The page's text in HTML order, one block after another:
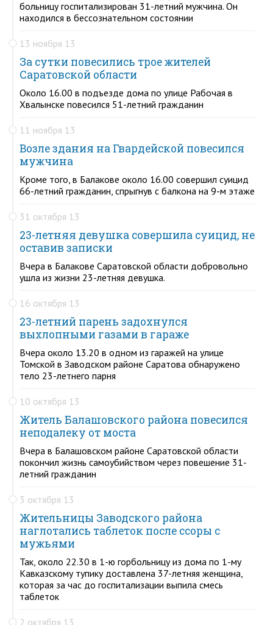
больницу госпитализирован 31-летний мужчина. Он
находился в бессознательном состоянии
13 ноября 13
За сутки повесились трое жителей
Саратовской области
Около 16.00 в подъезде дома по улице Рабочая в
Хвалынске повесился 51-летний гражданин
11 ноября 13
Возле здания на Гвардейской повесился
мужчина
Кроме того, в Балакове около 16.00 совершил суицид
66-летний гражданин, спрыгнув с балкона на 9-м этаже
31 октября 13
23-летняя девушка совершила суицид, не
оставив записки
Вчера в Балакове Саратовской области добровольно
ушла из жизни 23-летняя девушка.
16 октября 13
23-летний парень задохнулся
выхлопными газами в гараже
Вчера около 13.20 в одном из гаражей на улице
Томской в Заводском районе Саратова обнаружено
тело 23-летнего парня
10 октября 13
Житель Балашовского района повесился
неподалеку от моста
Вчера в Балашовском районе Саратовской области
покончил жизнь самоубийством через повешение 31-
летний гражданин
3 октября 13
Жительницы Заводского района
наглотались таблеток после ссоры с
мужьями
Так, около 22.30 в 1-ю горбольницу из дома по 1-му
Кавказскому тупику доставлена 37-летняя женщина,
которая за час до госпитализации выпила смесь
таблеток
2 октября 13